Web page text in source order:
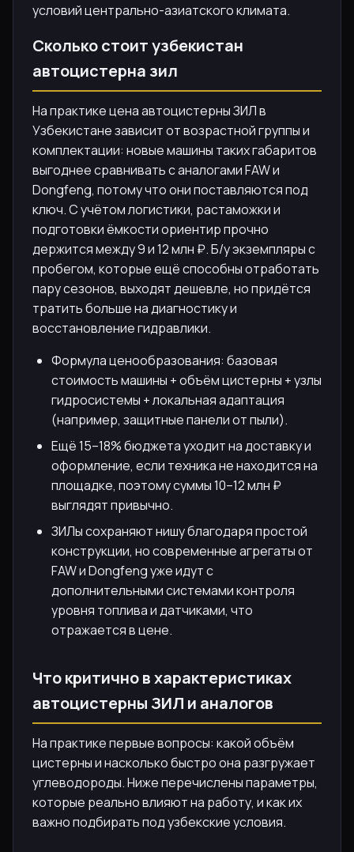
условий центрально-азиатского климата.
Сколько стоит узбекистан
автоцистерна зил
На практике цена автоцистерны ЗИЛ в
Узбекистане зависит от возрастной группы и
комплектации: новые машины таких габаритов
выгоднее сравнивать с аналогами FAW и
Dongfeng, потому что они поставляются под
ключ. С учётом логистики, растаможки и
подготовки ёмкости ориентир прочно
держится между 9 и 12 млн ₽. Б/у экземпляры с
пробегом, которые ещё способны отработать
пару сезонов, выходят дешевле, но придётся
тратить больше на диагностику и
восстановление гидравлики.
Формула ценообразования: базовая
стоимость машины + объём цистерны + узлы
гидросистемы + локальная адаптация
(например, защитные панели от пыли).
Ещё 15–18% бюджета уходит на доставку и
оформление, если техника не находится на
площадке, поэтому суммы 10–12 млн ₽
выглядят привычно.
ЗИЛы сохраняют нишу благодаря простой
конструкции, но современные агрегаты от
FAW и Dongfeng уже идут с
дополнительными системами контроля
уровня топлива и датчиками, что
отражается в цене.
Что критично в характеристиках
автоцистерны ЗИЛ и аналогов
На практике первые вопросы: какой объём
цистерны и насколько быстро она разгружает
углеводороды. Ниже перечислены параметры,
которые реально влияют на работу, и как их
важно подбирать под узбекские условия.